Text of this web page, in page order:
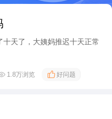
天了，大姨妈推迟十天正常
1.8万浏览 好问题